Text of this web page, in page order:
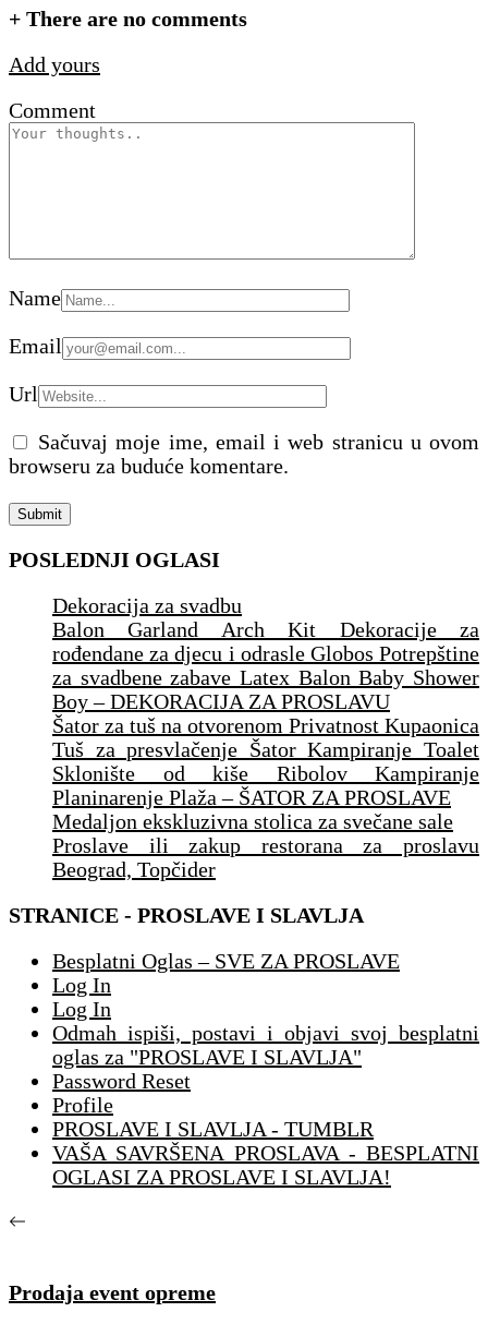
+ There are no comments
Add yours
Comment
Name
Email
Url
Sačuvaj moje ime, email i web stranicu u ovom
browseru za buduće komentare.
POSLEDNJI OGLASI
Dekoracija za svadbu
Balon Garland Arch Kit Dekoracije za
rođendane za djecu i odrasle Globos Potrepštine
za svadbene zabave Latex Balon Baby Shower
Boy – DEKORACIJA ZA PROSLAVU
Šator za tuš na otvorenom Privatnost Kupaonica
Tuš za presvlačenje Šator Kampiranje Toalet
Sklonište od kiše Ribolov Kampiranje
Planinarenje Plaža – ŠATOR ZA PROSLAVE
Medaljon ekskluzivna stolica za svečane sale
Proslave ili zakup restorana za proslavu
Beograd, Topčider
STRANICE - PROSLAVE I SLAVLJA
Besplatni Oglas – SVE ZA PROSLAVE
Log In
Log In
Odmah ispiši, postavi i objavi svoj besplatni
oglas za "PROSLAVE I SLAVLJA"
Password Reset
Profile
PROSLAVE I SLAVLJA - TUMBLR
VAŠA SAVRŠENA PROSLAVA - BESPLATNI
OGLASI ZA PROSLAVE I SLAVLJA!
Prodaja event opreme